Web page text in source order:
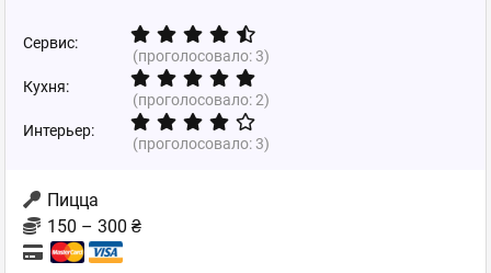
Сервис:
(проголосовало:3)
Кухня:
(проголосовало:2)
Интерьер:
(проголосовало:3)
Пицца
150 – 300 ₴